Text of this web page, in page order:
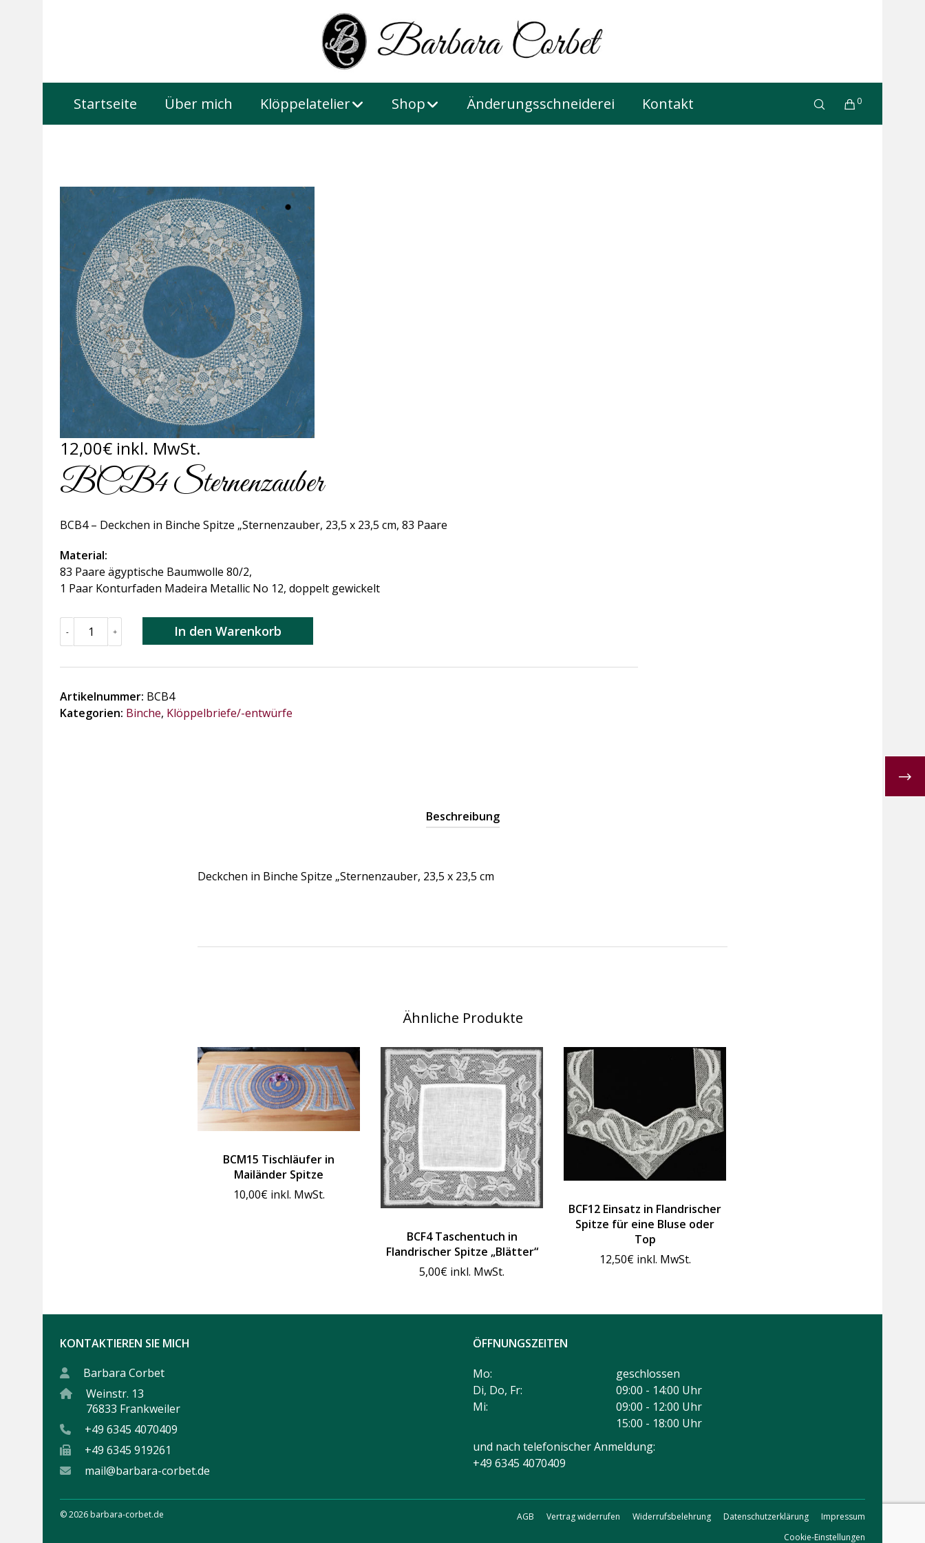
0
Startseite Über mich Klöppelatelier Shop Änderungsschneiderei Kontakt
12,00€ inkl. MwSt.
BCB4 Sternenzauber
BCB4 – Deckchen in Binche Spitze „Sternenzauber, 23,5 x 23,5 cm, 83 Paare
Material:
83 Paare ägyptische Baumwolle 80/2,
1 Paar Konturfaden Madeira Metallic No 12, doppelt gewickelt
Sternenzauber
- + In den Warenkorb
Artikelnummer: BCB4
Kategorien: Binche, Klöppelbriefe/-entwürfe
Beschreibung
Deckchen in Binche Spitze „Sternenzauber, 23,5 x 23,5 cm
Ähnliche Produkte
BCM15 Tischläufer in
Mailänder Spitze
10,00€ inkl. MwSt.
BCF4 Taschentuch in
Flandrischer Spitze „Blätter“
5,00€ inkl. MwSt.
BCF12 Einsatz in Flandrischer
Spitze für eine Bluse oder
Top
12,50€ inkl. MwSt.
KONTAKTIEREN SIE MICH
Barbara Corbet
Weinstr. 13
76833 Frankweiler
+49 6345 4070409
+49 6345 919261
mail@barbara-corbet.de
ÖFFNUNGSZEITEN
Mo:
geschlossen
Di, Do, Fr:
09:00 - 14:00 Uhr
Mi:
09:00 - 12:00 Uhr
15:00 - 18:00 Uhr
und nach telefonischer Anmeldung:
+49 6345 4070409
© 2026 barbara-corbet.de AGB Vertrag widerrufen Widerrufsbelehrung Datenschutzerklärung
Impressum
Cookie-Einstellungen